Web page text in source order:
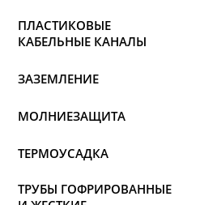
ПЛАСТИКОВЫЕ
КАБЕЛЬНЫЕ КАНАЛЫ
ЗАЗЕМЛЕНИЕ
МОЛНИЕЗАЩИТА
ТЕРМОУСАДКА
ТРУБЫ ГОФРИРОВАННЫЕ